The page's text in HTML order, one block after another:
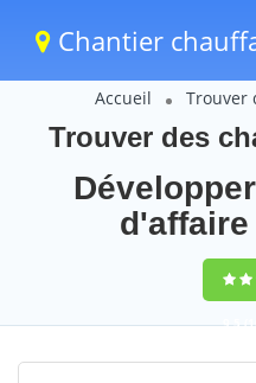
Chantier
Accueil Trouver
Trouver des
d'affaire
9,5